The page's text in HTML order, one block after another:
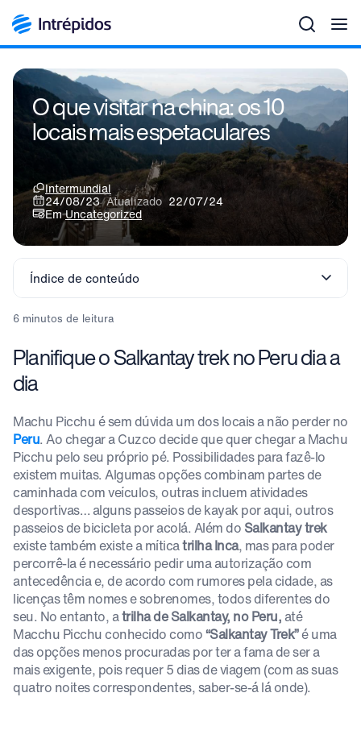
O que visitar na china: os 10
locais mais espetaculares
Intermundial
24/08/23Atualizado 22/07/24
EmUncategorized
Índice de conteúdo
6 minutos de leitura
Planifique o Salkantay trek no Peru dia a
dia
Machu Picchu é sem dúvida um dos locais a não perder no
Peru. Ao chegar a Cuzco decide que quer chegar a Machu
Picchu pelo seu próprio pé. Possibilidades para fazê-lo
existem muitas. Algumas opções combinam partes de
caminhada com veículos, outras incluem atividades
desportivas… alguns passeios de kayak por aqui, outros
passeios de bicicleta por acolá. Além do Salkantay trek
existe também existe a míticatrilha Inca, mas para poder
percorrê-la é necessário pedir uma autorização com
antecedência e, de acordo com rumores pela cidade, as
licenças têm nomes e sobrenomes, todos diferentes do
seu. No entanto, atrilha de Salkantay, no Peru, até
Macchu Picchu conhecido como“Salkantay Trek”é uma
das opções menos procuradas por ter a fama de ser a
mais exigente, pois requer 5 dias de viagem (com as suas
quatro noites correspondentes, saber-se-á lá onde).